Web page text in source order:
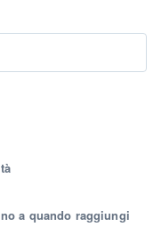
a quando raggiungi